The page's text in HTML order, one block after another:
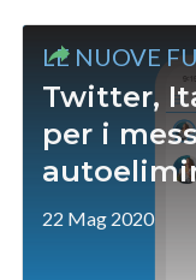
LE NUOVE
Twitter,
per i
22 Mag 2020